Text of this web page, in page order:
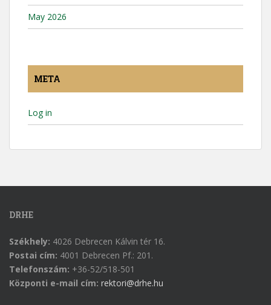
May 2026
META
Log in
DRHE
Székhely: 4026 Debrecen Kálvin tér 16.
Postai cím: 4001 Debrecen Pf.: 201.
Telefonszám: +36-52/518-501
Központi e-mail cím: rektori@drhe.hu